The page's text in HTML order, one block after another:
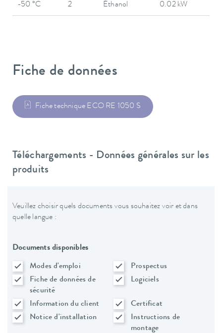
-50 °C 2 Éthanol 0.02 kW
Fiche de données
Fiche technique ECO RE 1050 S
Téléchargements - Données générales sur les
produits
Veuillez choisir quels documents vous souhaitez voir et dans
quelle langue :
Documents disponibles
Modes d'emploi
Prospectus
Fiche de données de
sécurité
Logiciels
Information du client
Certificat
Notice d'installation
Instructions de
montage